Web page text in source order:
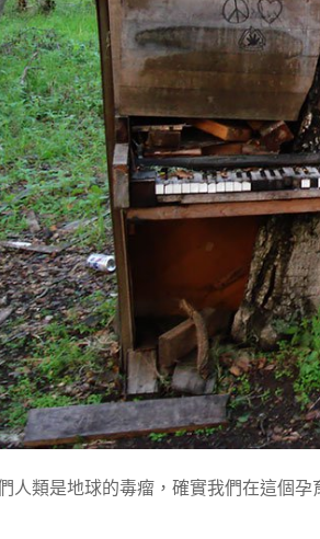
人類是地球的毒瘤，確實我們在這個